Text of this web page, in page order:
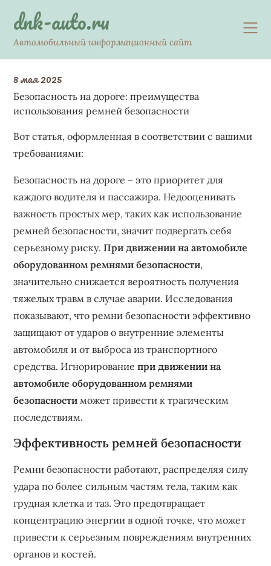
contentdnk-auto.ru
Автомобильный информационный сайт
8 мая 2025
Безопасность на дороге: преимущества
использования ремней безопасности
Вот статья, оформленная в соответствии с вашими
требованиями:
Безопасность на дороге – это приоритет для
каждого водителя и пассажира. Недооценивать
важность простых мер, таких как использование
ремней безопасности, значит подвергать себя
серьезному риску.При движении на автомобиле
оборудованном ремнями безопасности,
значительно снижается вероятность получения
тяжелых травм в случае аварии. Исследования
показывают, что ремни безопасности эффективно
защищают от ударов о внутренние элементы
автомобиля и от выброса из транспортного
средства. Игнорированиепри движении на
автомобиле оборудованном ремнями
безопасности может привести к трагическим
последствиям.
Эффективность ремней безопасности
Ремни безопасности работают, распределяя силу
удара по более сильным частям тела, таким как
грудная клетка и таз. Это предотвращает
концентрацию энергии в одной точке, что может
привести к серьезным повреждениям внутренних
органов и костей.